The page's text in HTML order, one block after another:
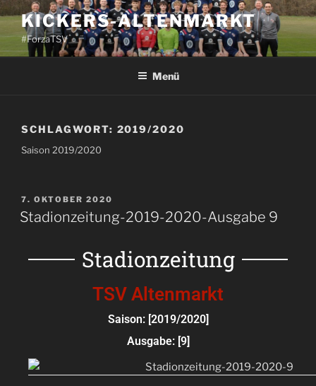
KICKERS-ALTENMARKT
#ForzaTSV
Menü
SCHLAGWORT: 2019/2020
Saison 2019/2020
7. OKTOBER 2020
Stadionzeitung-2019-2020-Ausgabe 9
Stadionzeitung
TSV Altenmarkt
Saison: [2019/2020]
Ausgabe: [9]